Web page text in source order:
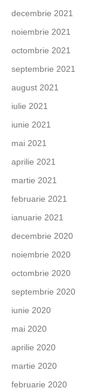
decembrie 2021
noiembrie 2021
octombrie 2021
septembrie 2021
august 2021
iulie 2021
iunie 2021
mai 2021
aprilie 2021
martie 2021
februarie 2021
ianuarie 2021
decembrie 2020
noiembrie 2020
octombrie 2020
septembrie 2020
iunie 2020
mai 2020
aprilie 2020
martie 2020
februarie 2020